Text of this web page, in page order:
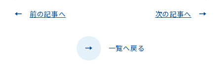
前の記事へ 次の記事へ
一覧へ戻る